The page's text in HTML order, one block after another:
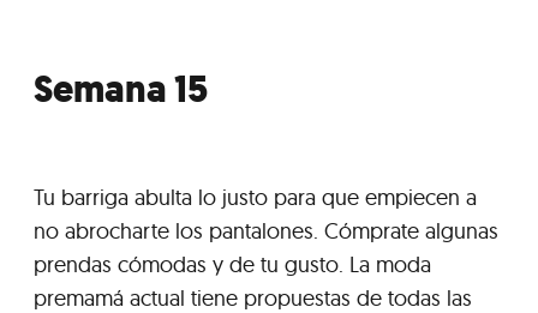
Semana 15
Tu barriga abulta lo justo para que empiecen a
no abrocharte los pantalones. Cómprate algunas
prendas cómodas y de tu gusto. La moda
premamá actual tiene propuestas de todas las